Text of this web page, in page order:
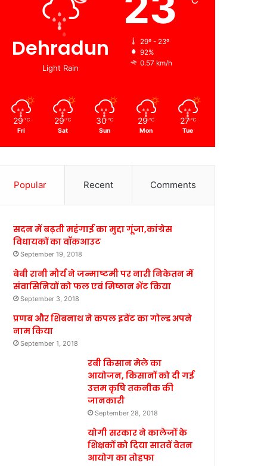
Dehradun
Light Rain
29º - 23º
92%
0.57 km/h
29 ℃
Fri
29 ℃
Sat
30 ℃
Sun
29 ℃
Mon
27 ℃
Tue
Popular Recent Comments
सदन में बढ़ती महंगाई का मुद्दा गूंजा,कांग्रेस
विधायकों का वॉकआउट
September 19, 2018
बेबी रानी मौर्य ने जन्माष्टमी पर नारी निकेतन में
संवासिनियों को फल एवं मिष्ठान भेंट किया
September 3, 2018
प्रणब और शिबनाथ ने कपल इवेंट का गोल्ड अपने
नाम किया
September 1, 2018
रबी किसान मेले का
आयोजन, किसानों को दी गई
उत्तम कृषि तकनीक की
जानकारी
September 28, 2018
योगी सरकार ने कालेजों के
शिक्षकों को दिया सातवें वेतन
आयोग का तोहफा